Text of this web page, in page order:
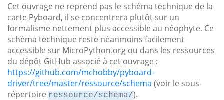
Cet ouvrage ne reprend pas le schéma technique de la
carte Pyboard, il se concentrera plutôt sur un
formalisme nettement plus accessible au néophyte. Ce
schéma technique reste néanmoins facilement
accessible sur MicroPython.org ou dans les ressources
du dépôt GitHub associé à cet ouvrage :
https://github.com/mchobby/pyboard-
driver/tree/master/ressource/schema (voir le sous-
répertoire ressource/schema/).